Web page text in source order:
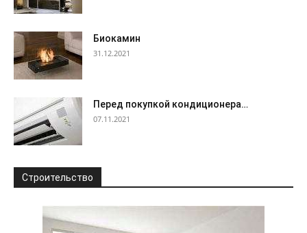
Биокамин
31.12.2021
Перед покупкой кондиционера…
07.11.2021
Строительство